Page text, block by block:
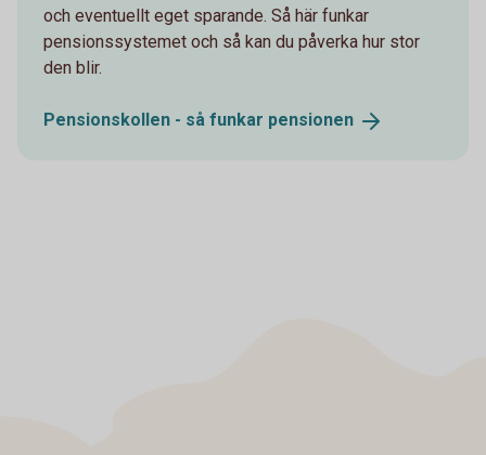
och eventuellt eget sparande. Så här funkar
pensionssystemet och så kan du påverka hur stor
den blir.
Pensionskollen - så funkar pensionen